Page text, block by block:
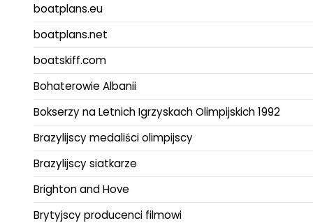
boatplans.eu
boatplans.net
boatskiff.com
Bohaterowie Albanii
Bokserzy na Letnich Igrzyskach Olimpijskich 1992
Brazylijscy medaliści olimpijscy
Brazylijscy siatkarze
Brighton and Hove
Brytyjscy producenci filmowi